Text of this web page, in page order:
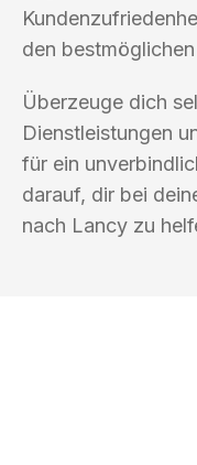
den
Überzeuge dich
Dienstleistungen
für ein
darauf, dir bei
nach Lancy zu